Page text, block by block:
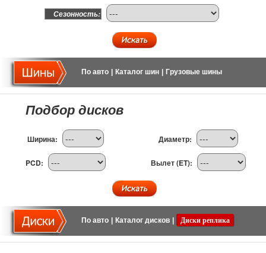
Сезонность:
По авто Каталог шин Грузовые шины
Подбор дисков
Ширина: Диаметр:
PCD: Вылет (ET):
По авто Каталог дисков Диски реплика